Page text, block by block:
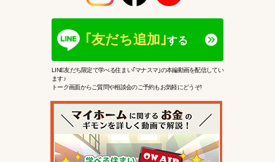
｢友だち追加｣する
LINE友だち限定で学べる住まい｢マナスマ｣の本編動画を配信してい
ます♪
トーク画面からご質問や相談会のご予約もお気軽にどうぞ!